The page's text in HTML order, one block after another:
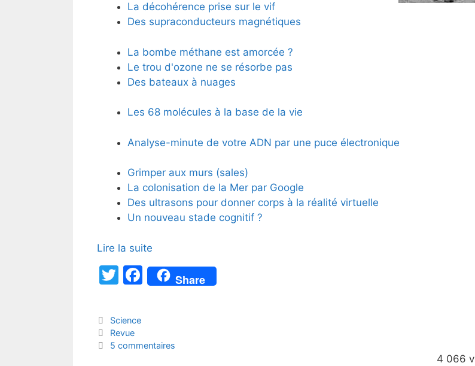
La décohérence prise sur le vif
Des supraconducteurs magnétiques
La bombe méthane est amorcée ?
Le trou d'ozone ne se résorbe pas
Des bateaux à nuages
Les 68 molécules à la base de la vie
Analyse-minute de votre ADN par une puce électronique
Grimper aux murs (sales)
La colonisation de la Mer par Google
Des ultrasons pour donner corps à la réalité virtuelle
Un nouveau stade cognitif ?
Lire la suite
T
itt
er
F
a
b
Share
Catégories
Science
Étiquettes
Revue
5 commentaires
4 066